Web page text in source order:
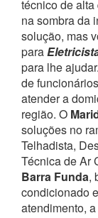
técnico de
na sombra da
solução, mas
para
para lhe ajudar.
de
atender a
região. O
soluções no
Telhadista,
Técnica de Ar
Barra Funda,
condicionado
atendimento,